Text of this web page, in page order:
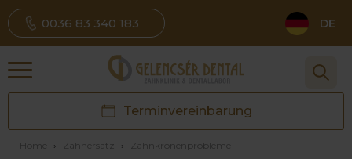
0036 83 340 183 DE
Terminvereinbarung
Home › Zahnersatz › Zahnkronenprobleme